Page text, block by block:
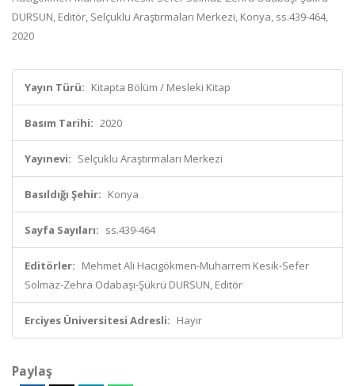
DURSUN, Editör, Selçuklu Araştırmaları Merkezi, Konya, ss.439-464,
2020
Yayın Türü: Kitapta Bölüm / Mesleki Kitap
Basım Tarihi: 2020
Yayınevi: Selçuklu Araştırmaları Merkezi
Basıldığı Şehir: Konya
Sayfa Sayıları: ss.439-464
Editörler: Mehmet Ali Hacıgökmen-Muharrem Kesik-Sefer
Solmaz-Zehra Odabaşı-Şükrü DURSUN, Editör
Erciyes Üniversitesi Adresli: Hayır
Paylaş